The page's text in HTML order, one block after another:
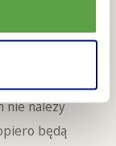
nie mogą
nie należy
będą